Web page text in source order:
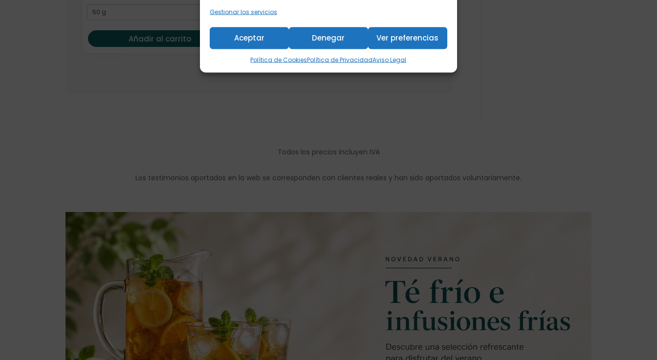
Gestionar los servicios
Aceptar Denegar Ver preferencias
Política de CookiesPolítica de PrivacidadAviso Legal
Añadir al carrito
Todos los precios incluyen IVA
Los testimonios aportados en la web se corresponden con clientes reales y han sido aportados voluntariamente.